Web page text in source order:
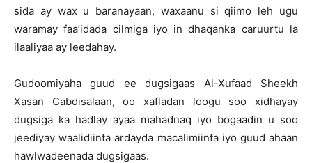
sida ay wax u baranayaan, waxaanu si qiimo leh ugu
waramay faa’idada cilmiga iyo in dhaqanka caruurtu la
ilaaliyaa ay leedahay.
Gudoomiyaha guud ee dugsigaas Al-Xufaad Sheekh
Xasan Cabdisalaan, oo xafladan loogu soo xidhayay
dugsiga ka hadlay ayaa mahadnaq iyo bogaadin u soo
jeediyay waalidiinta ardayda macalimiinta iyo guud ahaan
hawlwadeenada dugsigaas.